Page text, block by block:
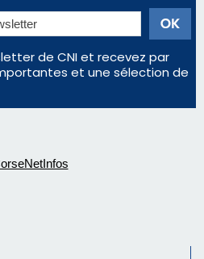
de CNI et recevez par
et une sélection de